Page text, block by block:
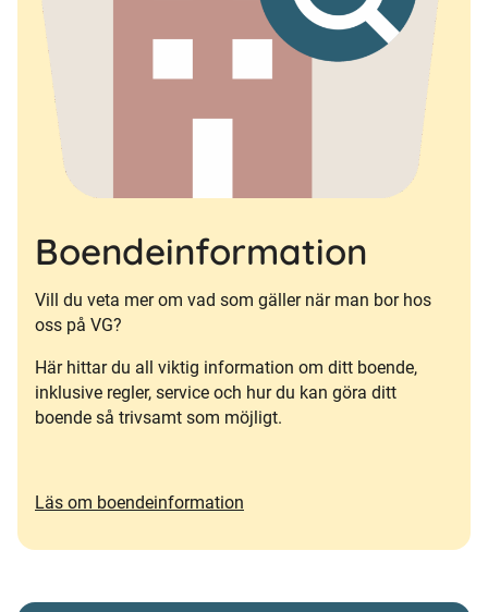
Boendeinformation
Vill du veta mer om vad som gäller när man bor hos
oss på VG?
Här hittar du all viktig information om ditt boende,
inklusive regler, service och hur du kan göra ditt
boende så trivsamt som möjligt.
Läs om boendeinformation